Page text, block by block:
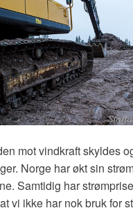
mot vindkraft skyldes
Norge har økt sin
Samtidig har
vi ikke har nok bruk for